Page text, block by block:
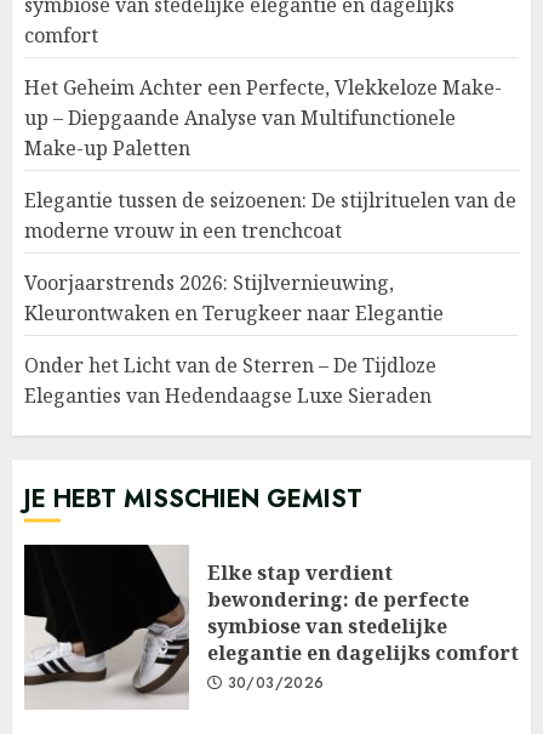
comfort
Het Geheim Achter een Perfecte, Vlekkeloze Make-
up – Diepgaande Analyse van Multifunctionele
Make-up Paletten
Elegantie tussen de seizoenen: De stijlrituelen van de
moderne vrouw in een trenchcoat
Voorjaarstrends 2026: Stijlvernieuwing,
Kleurontwaken en Terugkeer naar Elegantie
Onder het Licht van de Sterren – De Tijdloze
Eleganties van Hedendaagse Luxe Sieraden
JE HEBT MISSCHIEN GEMIST
Elke stap verdient
bewondering: de perfecte
symbiose van stedelijke
elegantie en dagelijks comfort
30/03/2026